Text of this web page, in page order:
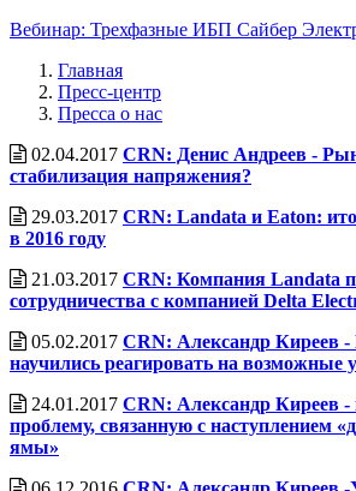
Вебинар: Трехфазные ИБП Сайбер
Главная
Пресс-центр
Пресса о нас
02.04.2017 CRN: Денис Андреев -
стабилизация напряжения?
29.03.2017 CRN: Landata и Eaton:
в 2016 году
21.03.2017 CRN: Компания Landata
сотрудничества с компанией Delta
05.02.2017 CRN: Александр Киреев -
научились реагировать на возможные
24.01.2017 CRN: Александр Киреев
проблему, связанную с наступлением
ямы»